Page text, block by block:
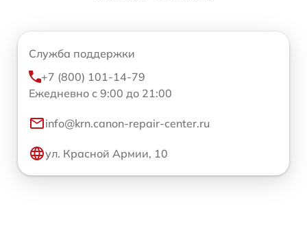
Служба поддержки
+7 (800) 101-14-79
Ежедневно с 9:00 до 21:00
info@krn.canon-repair-center.ru
ул. Красной Армии, 10